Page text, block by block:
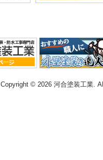
Copyright © 2026 河合塗装工業.